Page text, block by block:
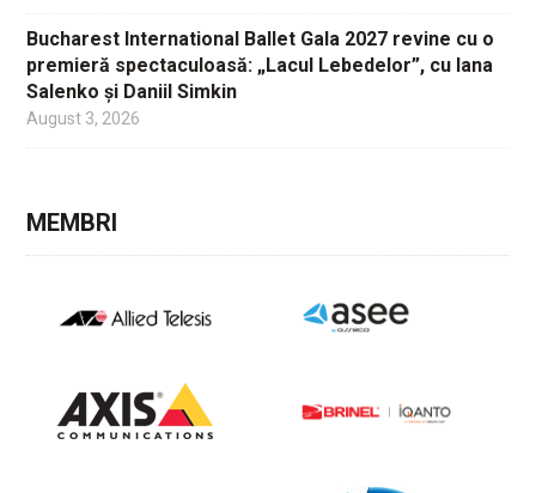
Bucharest International Ballet Gala 2027 revine cu o
premieră spectaculoasă: „Lacul Lebedelor”, cu Iana
Salenko și Daniil Simkin
August 3, 2026
MEMBRI